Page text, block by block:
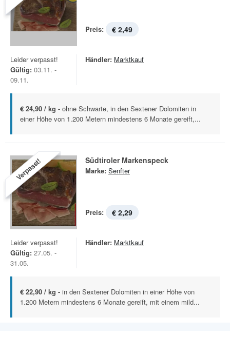
Preis: € 2,49
Leider verpasst!
Gültig: 03.11. -
09.11.
Händler: Marktkauf
€ 24,90 / kg - ohne Schwarte, in den Sextener Dolomiten in
einer Höhe von 1.200 Metern mindestens 6 Monate gereift,...
Verpasst! Südtiroler Markenspeck
Marke: Senfter
Preis: € 2,29
Leider verpasst!
Gültig: 27.05. -
31.05.
Händler: Marktkauf
€ 22,90 / kg - in den Sextener Dolomiten in einer Höhe von
1.200 Metern mindestens 6 Monate gereift, mit einem mild...